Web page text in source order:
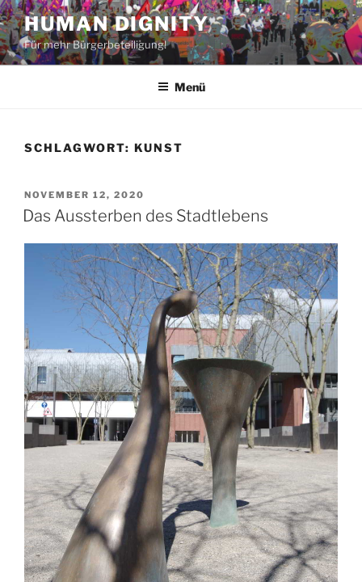
Zum
Inhalt
springen
HUMAN DIGNITY
Für mehr Bürgerbeteiligung!
Menü
SCHLAGWORT: KUNST
VERÖFFENTLICHT
AM
NOVEMBER 12, 2020
Das Aussterben des Stadtlebens